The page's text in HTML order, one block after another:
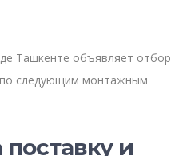
Ташкенте объявляет отбор
следующим монтажным
и